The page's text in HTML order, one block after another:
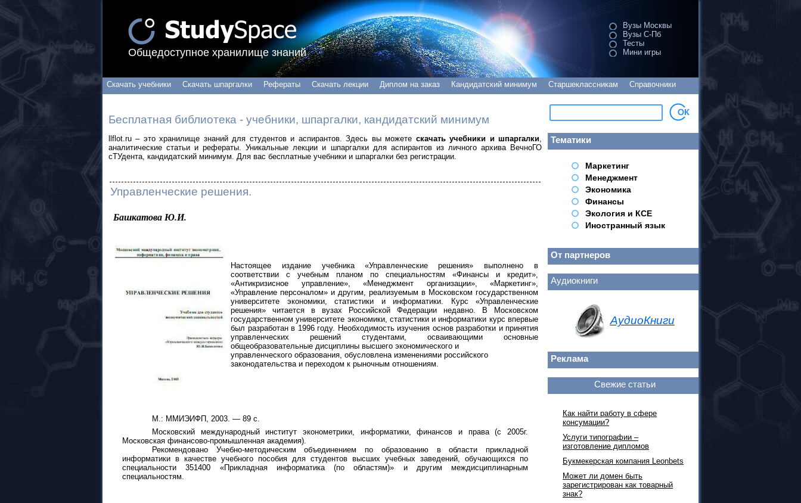
Общедоступное хранилище знаний
Вузы Москвы
Вузы С-Пб
Тесты
Мини игры
Скачать учебники Скачать шпаргалки Рефераты Скачать лекции Диплом на заказ Кандидатский минимум Старшеклассникам Справочники
Бесплатная библиотека - учебники, шпаргалки, кандидатский минимум
llflot.ru – это хранилище знаний для студентов и аспирантов. Здесь вы можете скачать учебники и шпаргалки
аналитические статьи и рефераты. Уникальные лекции и шпаргалки для аспирантов из личного архива ВечноГО
сТУдента, кандидатский минимум. Для вас бесплатные учебники и шпаргалки без регистрации.
Управленческие решения.
Башкатова Ю.И.
Настоящее издание учебника «Управленческие решения» выполнено в
соответствии с учебным планом по специальностям «Финансы и кредит»,
«Антикризисное управление», «Менеджмент организации», «Маркетинг»,
«Управление персоналом» и другим, реализуемым в Московском государственном
университете экономики, статистики и информатики. Курс «Управленческие
решения» читается в вузах Российской Федерации недавно. В Московском
государственном университете экономики, статистики и информатики курс впервые
был разработан в 1996 году. Необходимость изучения основ разработки и принятия
управленческих решений студентами, осваивающими основные
общеобразовательные дисциплины высшего экономического и
управленческого образования, обусловлена изменениями российского
законодательства и переходом к рыночным отношениям.
М.: ММИЭИФП, 2003 . — 89 с.
Московский международный институт эконометрики, информатики, финансов и права (с 2005г.
Московская финансово-промышленная академия).
Рекомендовано Учебно-методическим объединением по образованию в области прикладной
информатики в качестве учебного пособия для студентов высших учебных заведений, обучающихся по
специальности 351400 «Прикладная информатика (по областям)» и другим междисциплинарным
специальностям.
Тематики
Маркетинг
Менеджмент
Экономика
Финансы
Экология и КСЕ
Иностранный язык
От партнеров
Аудиокниги
АудиоКниги
Реклама
Свежие статьи
Как найти работу в сфере
консумации?
Услуги типографии –
изготовление дипломов
Букмекерская компания Leonbets
Может ли домен быть
зарегистрирован как товарный
знак?